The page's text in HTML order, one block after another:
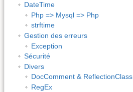
DateTime
Php => Mysql => Php
strftime
Gestion des erreurs
Exception
Sécurité
Divers
DocComment & ReflectionClass
RegEx